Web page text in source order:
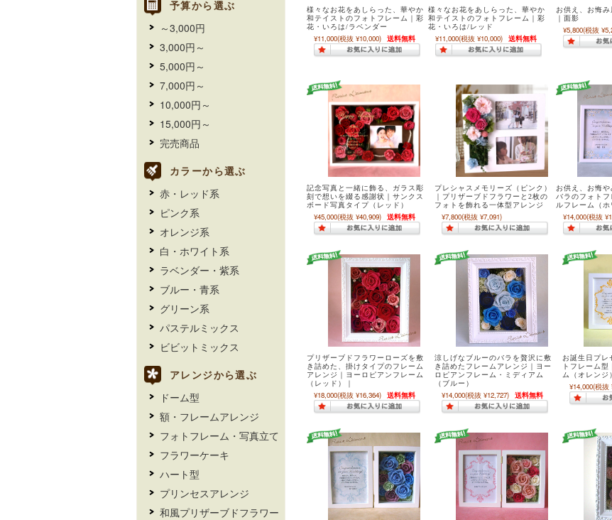
様々なお花をあしらった、華やか
和テイストのフォトフレーム｜彩
花・いろは/ラベンダー
¥11,000(税抜 ¥10,000) 送料無料
様々なお花をあしらった、華やか
和テイストのフォトフレーム｜彩
花・いろは/レッド
¥11,000(税抜 ¥10,000) 送料無料
お供え、お悔
｜面影
¥5,800(税抜
記念写真と一緒に飾る、ガラス彫
刻で想いを綴る感謝状｜サンクス
ボード写真タイプ（レッド）
¥45,000(税抜 ¥40,909) 送料無料
プレシャスメモリーズ（ピンク）
｜プリザーブドフラワーと2枚の
フォトを飾れる一体型アレンジ
¥7,800(税抜 ¥7,091)
お供え、お悔
バラのフォト
ルフレーム（ホ
¥14,000(税抜
プリザーブドフラワーローズを敷
き詰めた、掛けタイプのフレーム
アレンジ｜ヨーロピアンフレーム
（レッド）｜
¥18,000(税抜 ¥16,364) 送料無料
涼しげなブルーのバラを贅沢に敷
き詰めたフレームアレンジ｜ヨー
ロピアンフレーム・ミディアム
（ブルー）
¥14,000(税抜 ¥12,727) 送料無料
お誕生日プレ
トフレーム型
ム（オレンジ
¥14,000(税抜
予算から選ぶ
～3,000円
3,000円～
5,000円～
7,000円～
10,000円～
15,000円～
完売商品
カラーから選ぶ
赤・レッド系
ピンク系
オレンジ系
白・ホワイト系
ラベンダー・紫系
ブルー・青系
グリーン系
パステルミックス
ビビットミックス
アレンジから選ぶ
ドーム型
額・フレームアレンジ
フォトフレーム・写真立て
フラワーケーキ
ハート型
プリンセスアレンジ
和風プリザーブドフラワー